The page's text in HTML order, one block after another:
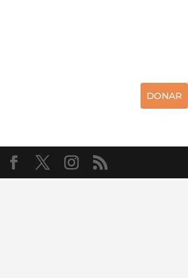
DONAR